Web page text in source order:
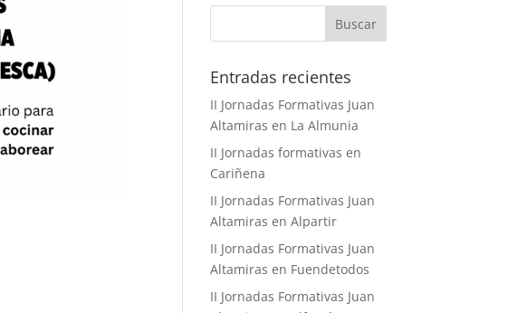
Buscar
Entradas recientes
II Jornadas Formativas Juan
Altamiras en La Almunia
II Jornadas formativas en
Cariñena
II Jornadas Formativas Juan
Altamiras en Alpartir
II Jornadas Formativas Juan
Altamiras en Fuendetodos
II Jornadas Formativas Juan